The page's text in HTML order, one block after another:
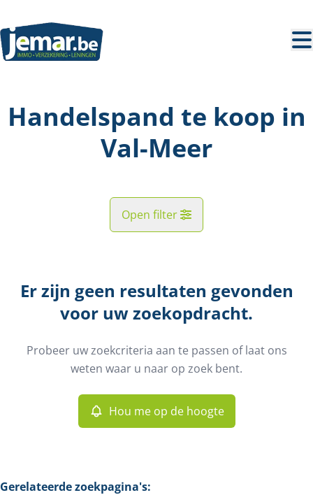
Handelspand te koop in
Val-Meer
Open filter
Riemst (3770) Remove
Remove
Kaartweergave
Hou me op de hoogte
Er zijn geen resultaten gevonden
voor uw zoekopdracht.
Probeer uw zoekcriteria aan te passen of laat ons
weten waar u naar op zoek bent.
Hou me op de hoogte
Gerelateerde zoekpagina's: